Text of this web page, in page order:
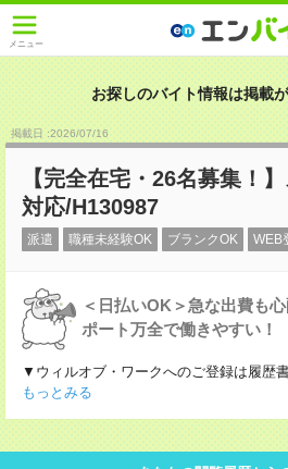
メニュー
お探しのバイト情報は掲載
掲載日 :2026/07/16
【完全在宅・26名募集！
対応/H130987
派遣 職種未経験OK ブランクOK WEB
＜日払いOK＞急な出費も
ポート万全で働きやすい！
▼ウィルオブ・ワークへのご登録は履歴
もっとみる